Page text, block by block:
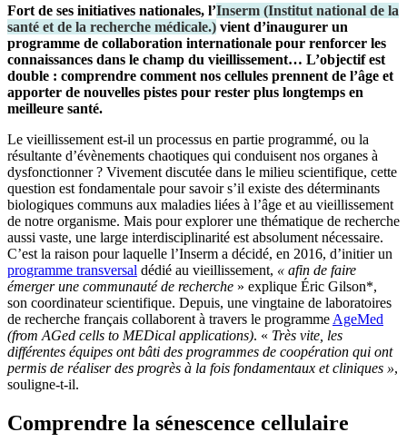
Fort de ses initiatives nationales, l’Inserm (Institut national de la
santé et de la recherche médicale.) vient d’inaugurer un
programme de collaboration internationale pour renforcer les
connaissances dans le champ du vieillissement… L’objectif est
double : comprendre comment nos cellules prennent de l’âge et
apporter de nouvelles pistes pour rester plus longtemps en
meilleure santé.
Le vieillissement est-il un processus en partie programmé, ou la
résultante d’évènements chaotiques qui conduisent nos organes à
dysfonctionner ? Vivement discutée dans le milieu scientifique, cette
question est fondamentale pour savoir s’il existe des déterminants
biologiques communs aux maladies liées à l’âge et au vieillissement
de notre organisme. Mais pour explorer une thématique de recherche
aussi vaste, une large interdisciplinarité est absolument nécessaire.
C’est la raison pour laquelle l’Inserm a décidé, en 2016, d’initier un
programme transversal dédié au vieillissement, « afin de faire
émerger une communauté de recherche » explique Éric Gilson*,
son coordinateur scientifique. Depuis, une vingtaine de laboratoires
de recherche français collaborent à travers le programme AgeMed
(from AGed cells to MEDical applications). « Très vite, les
différentes équipes ont bâti des programmes de coopération qui ont
permis de réaliser des progrès à la fois fondamentaux et cliniques »,
souligne-t-il.
Comprendre la sénescence cellulaire